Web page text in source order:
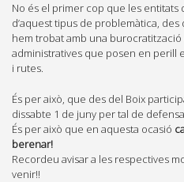
No és el primer cop que les
d’aquest tipus de problemàtica, des
hem trobat amb una burocratització
administratives que posen en perill
i rutes.
És per això, que des del Boix
dissabte 1 de juny per tal de
És per això que en aquesta ocasió
berenar!
Recordeu avisar a les respectives
venir!!